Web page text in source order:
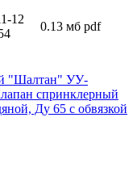
12
0.13 мб pdf
"Шалтан" УУ-
спринклерный
Ду 65 с обвязкой